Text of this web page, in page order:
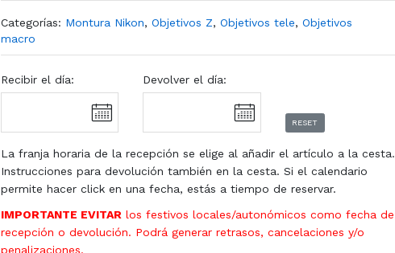
Categorías: Montura Nikon, Objetivos Z, Objetivos tele, Objetivos
macro
Recibir el día: Devolver el día:
RESET
La franja horaria de la recepción se elige al añadir el artículo a la cesta.
Instrucciones para devolución también en la cesta. Si el calendario
permite hacer click en una fecha, estás a tiempo de reservar.
IMPORTANTE EVITAR los festivos locales/autonómicos como fecha de
recepción o devolución. Podrá generar retrasos, cancelaciones y/o
penalizaciones.